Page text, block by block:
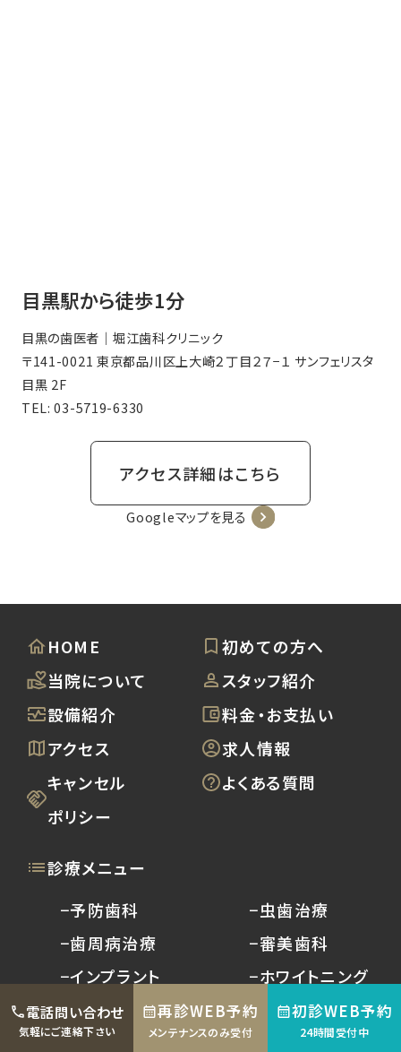
目黒駅から徒歩1分
目黒の歯医者｜堀江歯科クリニック
〒141-0021 東京都品川区上大崎２丁目２７−１ サンフェリスタ
目黒 2F
TEL:03-5719-6330
アクセス詳細はこちら
Googleマップを見る
HOME
初めての方へ
当院について
スタッフ紹介
設備紹介
料金・お支払い
アクセス
求人情報
キャンセル
ポリシー
よくある質問
診療メニュー
−予防歯科
−歯周病治療
−インプラント
−口腔外科
−矯正治療
−虫歯治療
−審美歯科
−ホワイトニング
−入れ歯
−小児歯科
電話問い合わせ
気軽にご連絡下さい
再診WEB予約
メンテナンスのみ受付
初診WEB予約
24時間受付中